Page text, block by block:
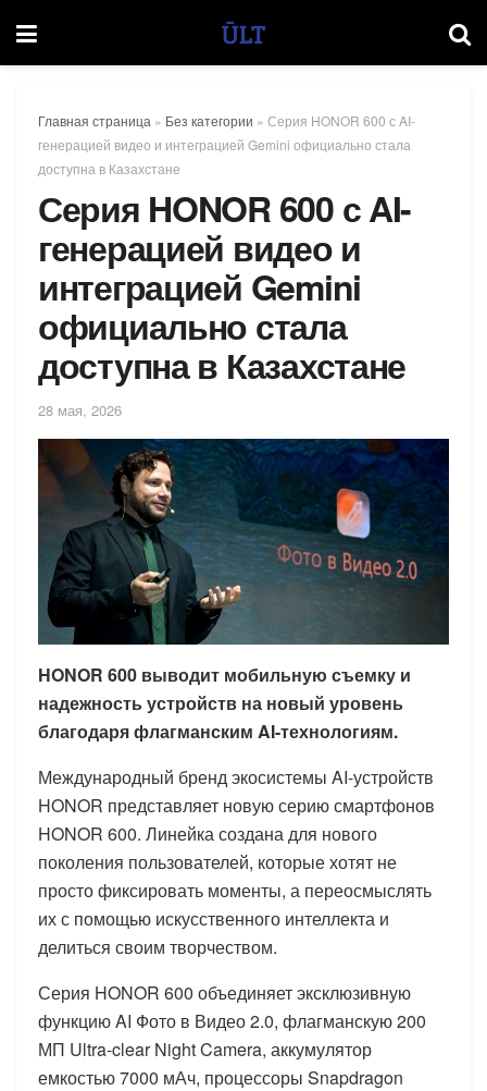
Главная страница » Без категории » Серия HONOR 600 с AI-
генерацией видео и интеграцией Gemini официально стала
доступна в Казахстане
Серия HONOR 600 с AI-
генерацией видео и
интеграцией Gemini
официально стала
доступна в Казахстане
28 мая, 2026
HONOR 600 выводит мобильную съемку и
надежность устройств на новый уровень
благодаря флагманским AI-технологиям.
Международный бренд экосистемы AI-устройств
HONOR представляет новую серию смартфонов
HONOR 600. Линейка создана для нового
поколения пользователей, которые хотят не
просто фиксировать моменты, а переосмыслять
их с помощью искусственного интеллекта и
делиться своим творчеством.
Серия HONOR 600 объединяет эксклюзивную
функцию AI Фото в Видео 2.0, флагманскую 200
МП Ultra-clear Night Camera, аккумулятор
емкостью 7000 мАч, процессоры Snapdragon